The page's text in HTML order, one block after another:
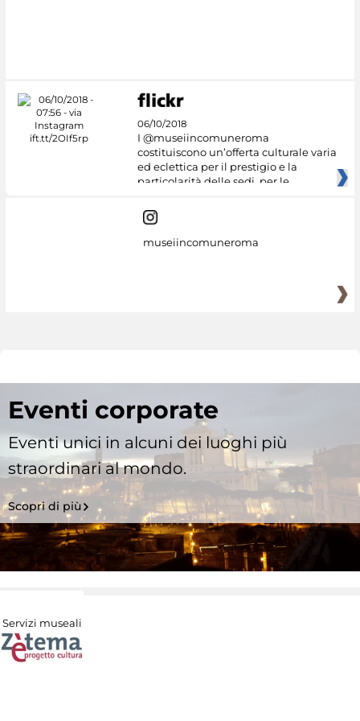
06/10/2018
I @museiincomuneroma
costituiscono un’offerta culturale varia
ed eclettica per il prestigio e la
particolarità delle sedi, per le
museiincomuneroma
Eventi corporate
Eventi unici in alcuni dei luoghi più
straordinari al mondo.
Scopri di più
Servizi museali